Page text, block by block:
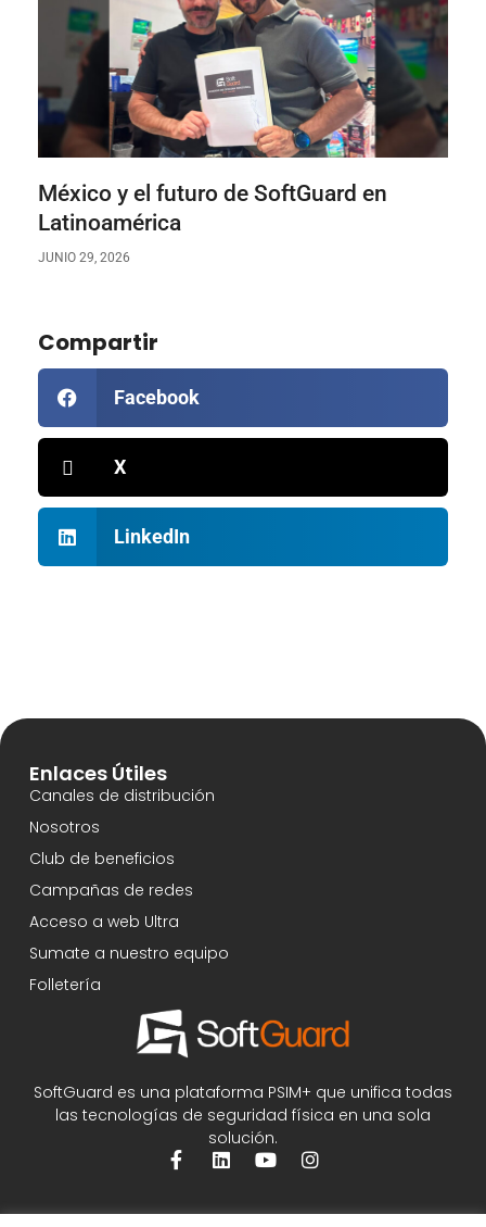
México y el futuro de SoftGuard en
Latinoamérica
JUNIO 29, 2026
Compartir
Facebook
X
LinkedIn
SoftGuard es una plataforma PSIM+ que unifica todas
las tecnologías de seguridad física en una sola
solución.
Enlaces Útiles
Canales de distribución
Nosotros
Club de beneficios
Campañas de redes
Acceso a web Ultra
Sumate a nuestro equipo
Folletería